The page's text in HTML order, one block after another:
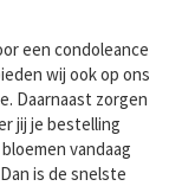
een condoleance
wij ook op ons
Daarnaast zorgen
jij je bestelling
vandaag
is de snelste